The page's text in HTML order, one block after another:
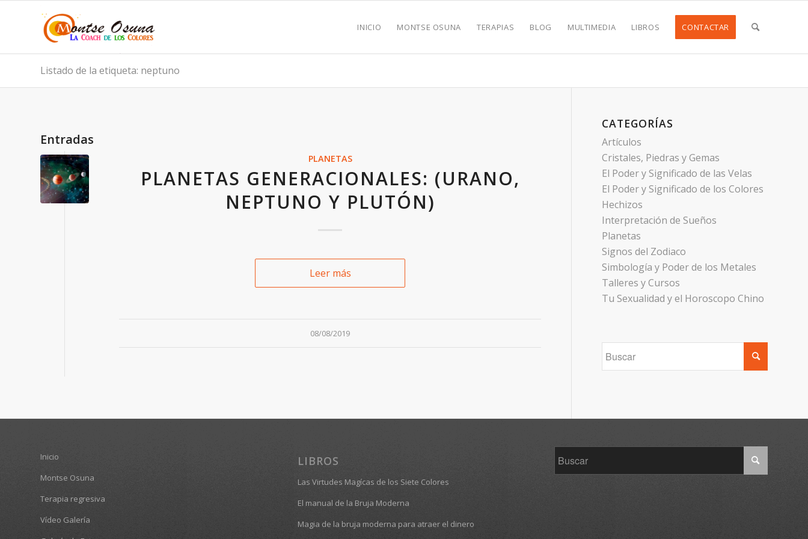
INICIO MONTSE OSUNA TERAPIAS BLOG MULTIMEDIA LIBROS CONTACTAR
Listado de la etiqueta: neptuno
Entradas
PLANETAS
PLANETAS GENERACIONALES: (URANO,
NEPTUNO Y PLUTÓN)
Leer más
08/08/2019
CATEGORÍAS
Artículos
Cristales, Piedras y Gemas
El Poder y Significado de las Velas
El Poder y Significado de los Colores
Hechizos
Interpretación de Sueños
Planetas
Signos del Zodiaco
Simbología y Poder de los Metales
Talleres y Cursos
Tu Sexualidad y el Horoscopo Chino
Inicio
Montse Osuna
Terapia regresiva
Vídeo Galería
LIBROS
Las Virtudes Magícas de los Siete Colores
El manual de la Bruja Moderna
Magia de la bruja moderna para atraer el dinero